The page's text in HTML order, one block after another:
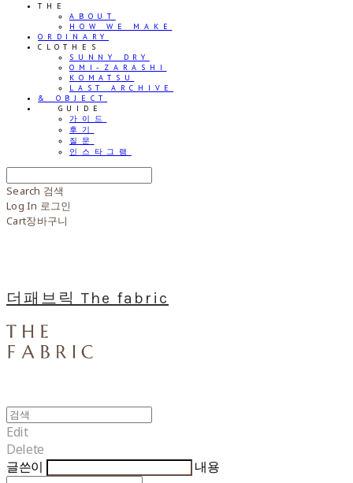
THE
ABOUT
HOW WE MAKE
ORDINARY
CLOTHES
SUNNY DRY
OMI-ZARASHI
KOMATSU
LAST ARCHIVE
& OBJECT
⠀⠀GUIDE
가이드
후기
질문
인스타그램
Search 검색
Log In 로그인
Cart장바구니
더패브릭 The fabric
Edit
Delete
글쓴이
내용